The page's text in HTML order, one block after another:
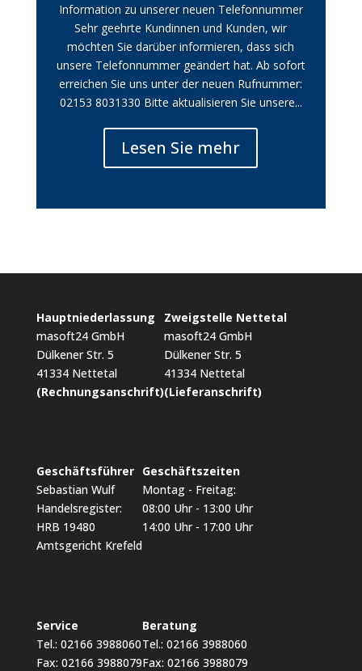
Information zu unserer neuen Telefonnummer
Sehr geehrte Kundinnen und Kunden, wir
möchten Sie darüber informieren, dass sich
unsere Telefonnummer geändert hat. Ab sofort
erreichen Sie uns unter der neuen Rufnummer:
02153 8031330 Bitte aktualisieren Sie unsere...
Lesen Sie mehr
Hauptniederlassung
masoft24 GmbH
Dülkener Str. 5
41334 Nettetal
(Rechnungsanschrift)
Zweigstelle Nettetal
masoft24 GmbH
Dülkener Str. 5
41334 Nettetal
(Lieferanschrift)
Geschäftsführer
Sebastian Wulf
Handelsregister:
HRB 19480
Amtsgericht Krefeld
Geschäftszeiten
Montag - Freitag:
08:00 Uhr - 13:00 Uhr
14:00 Uhr - 17:00 Uhr
Service
Tel.: 02166 3988060
Fax: 02166 3988079
Beratung
Tel.: 02166 3988060
Fax: 02166 3988079